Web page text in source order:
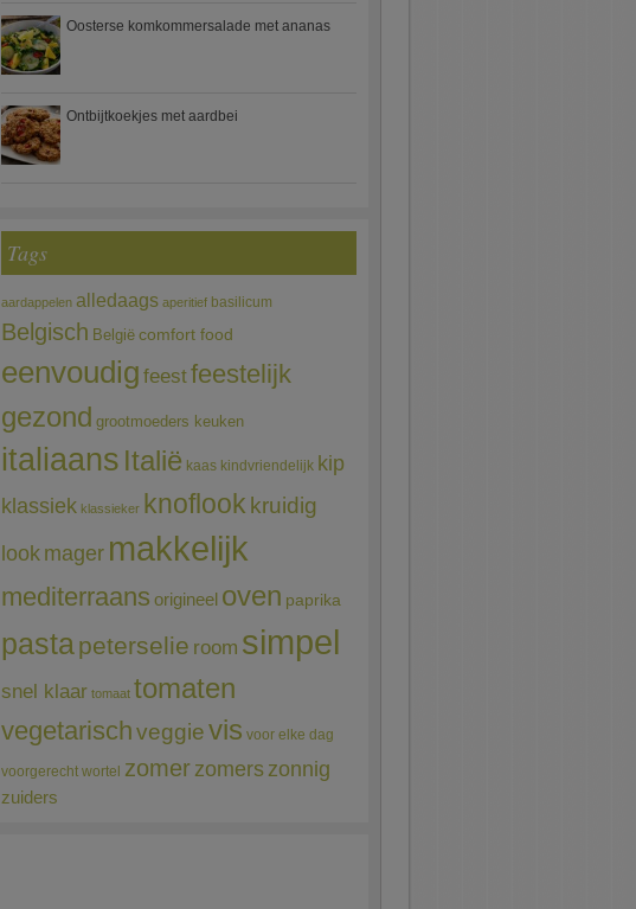
Oosterse komkommersalade met ananas
Ontbijtkoekjes met aardbei
Tags
aardappelen alledaags aperitief basilicum
Belgisch België comfort food
eenvoudig feestfeestelijk
gezond grootmoeders keuken
italiaans Italië kaas kindvriendelijk kip
klassiek klassieker knoflook kruidig
look mager makkelijk
mediterraans origineel oven paprika
pastapeterselie room simpel
snel klaar tomaat tomaten
vegetarischveggievis voor elke dag
voorgerecht wortel zomerzomerszonnig
zuiders